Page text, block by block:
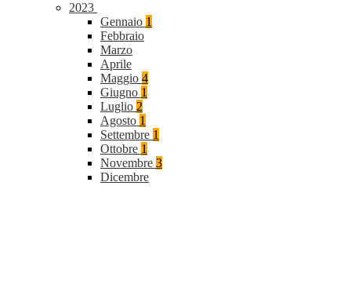
2023
Gennaio 1
Febbraio
Marzo
Aprile
Maggio 4
Giugno 1
Luglio 2
Agosto 1
Settembre 1
Ottobre 1
Novembre 3
Dicembre